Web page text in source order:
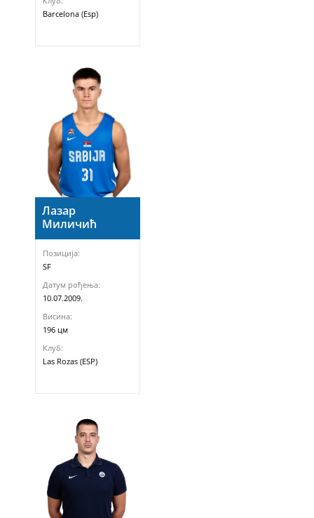
Barcelona (Esp)
Лазар
Миличић
Позиција:
SF
Датум рођења:
10.07.2009.
Висина:
196 цм
Клуб:
Las Rozas (ESP)